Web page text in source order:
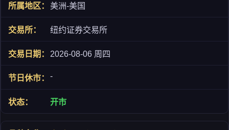
美洲-美国
纽约证券交易所
2026-08-06 周四
-
开市